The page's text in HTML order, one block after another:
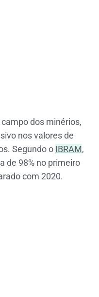
dos minérios,
nos valores de
Segundo o IBRAM,
de 98% no primeiro
com 2020.